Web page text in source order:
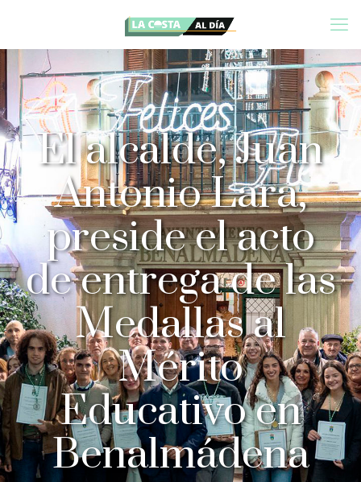
El alcalde, Juan
Antonio Lara,
preside el acto
de entrega de las
Medallas al
Mérito
Educativo en
Benalmádena